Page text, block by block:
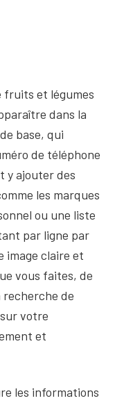
fruits et légumes
dans la
base, qui
de téléphone
y ajouter des
les marques
ou une liste
par ligne par
image claire et
vous faites, de
recherche de
votre
et
les informations